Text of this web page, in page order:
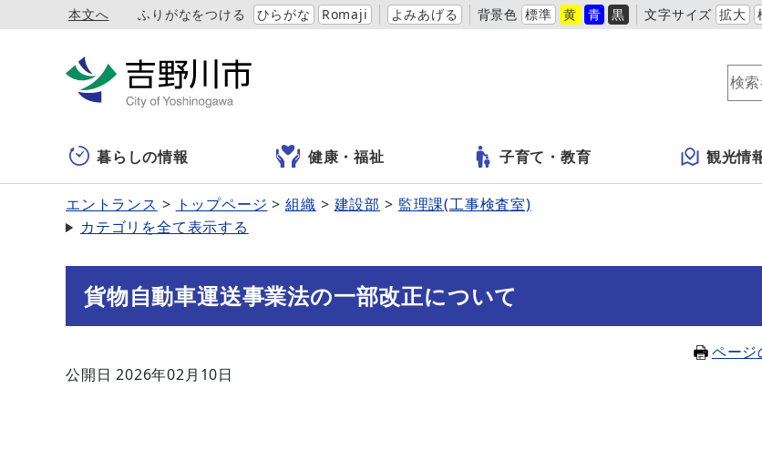
本文へ ふりがなをつける ひらがな Romaji よみあげる 背景色 標準 黄 青 黒 文字サイズ 拡大
暮らしの情報 健康・福祉 子育て・教育 観光情
エントランス トップページ 組織 建設部
監理課(工事検査室)
カテゴリを全て表示する
貨物自動車運送事業法の一部改正について
ページ
公開日 2026年02月10日